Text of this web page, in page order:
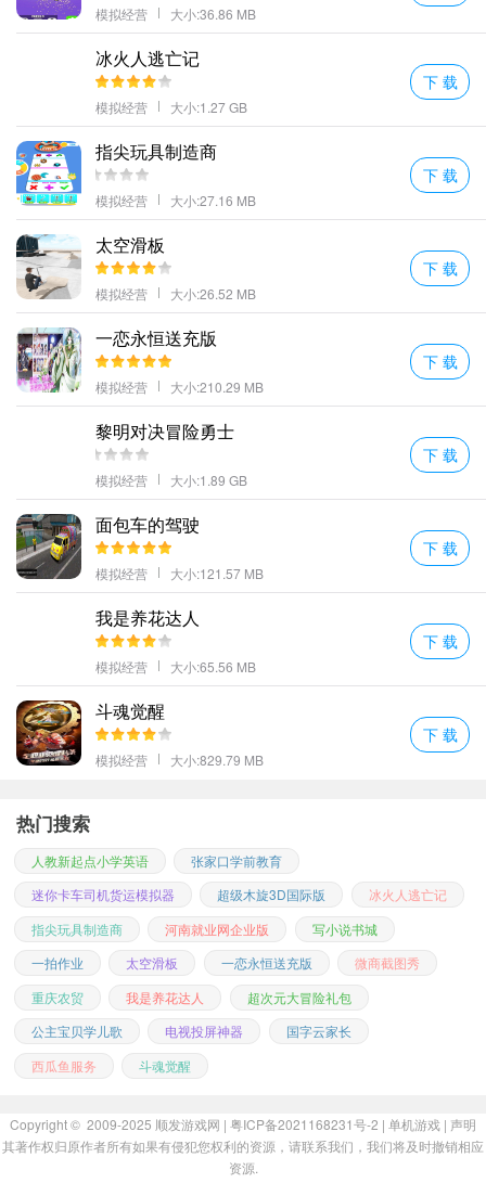
问题二：如何获得更多金币？
在游戏中赚取金币的方法有很多，这里列出几个主要途径：
完成日常任务和成就奖励。
出售农作物给市场上的买家。
参与限时活动赢取丰厚奖励。
升级农场设施提高生产效率。
此外，合理规划资源分配也很重要哦！
问题三：无法登录账户/忘记密码了怎么办？
如果您发现自己无法正常登录账户或忘记了设置的密码，请按照以
下指引操作：
首先确认输入的信息（包括邮箱地址/手机号码）是否正确无
误。
点击“忘记密码”链接，根据提示通过邮箱验证重置密码。
问题四：为什么我的作物总是长得慢？
模拟经营 大小:36.86 MB
冰火人逃亡记
模拟经营 大小:1.27 GB
下 载
指尖玩具制造商
模拟经营 大小:27.16 MB
下 载
太空滑板
模拟经营 大小:26.52 MB
下 载
一恋永恒送充版
模拟经营 大小:210.29 MB
下 载
黎明对决冒险勇士
模拟经营 大小:1.89 GB
下 载
面包车的驾驶
模拟经营 大小:121.57 MB
下 载
我是养花达人
模拟经营 大小:65.56 MB
下 载
斗魂觉醒
模拟经营 大小:829.79 MB
下 载
热门搜索
人教新起点小学英语
张家口学前教育
迷你卡车司机货运模拟器
超级木旋3D国际版
冰火人逃亡记
指尖玩具制造商
河南就业网企业版
写小说书城
一拍作业
太空滑板 一恋永恒送充版
微商截图秀
重庆农贸
我是养花达人
超次元大冒险礼包
公主宝贝学儿歌
电视投屏神器
国字云家长
西瓜鱼服务
斗魂觉醒
Copyright © 2009-2025 顺发游戏网 | 粤ICP备2021168231号-2 | 单机游戏 | 声明
其著作权归原作者所有如果有侵犯您权利的资源，请联系我们，我们将及时撤销相应
资源.